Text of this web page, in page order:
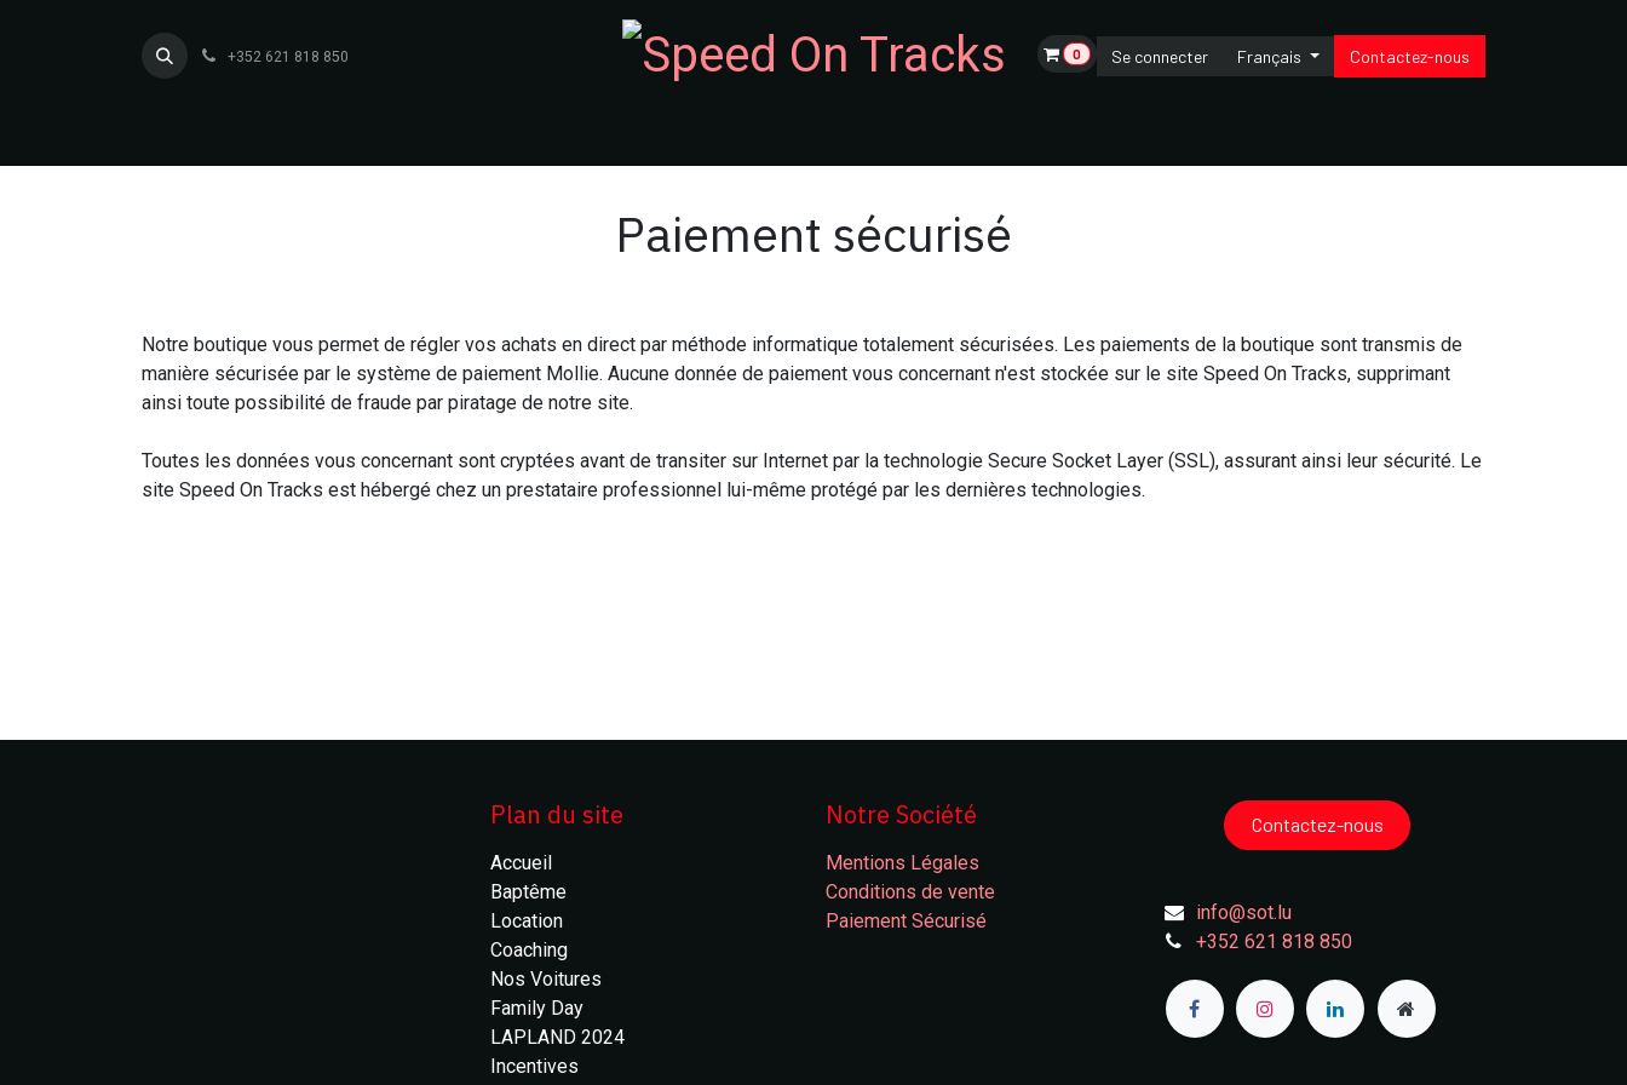
+352 621 818 850 0 Se connecter Français Contactez-nous
Paiement sécurisé
Notre boutique vous permet de régler vos achats en direct par méthode informatique totalement sécurisées. Les paiements de la boutique sont transmis de
manière sécurisée par le système de paiement Mollie. Aucune donnée de paiement vous concernant n'est stockée sur le site Speed On Tracks, supprimant
ainsi toute possibilité de fraude par piratage de notre site.
Toutes les données vous concernant sont cryptées avant de transiter sur Internet par la technologie Secure Socket Layer (SSL), assurant ainsi leur sécurité. Le
site Speed On Tracks est hébergé chez un prestataire professionnel lui-même protégé par les dernières technologies.
Contactez-nous
info@sot.lu
+352 621 818 850
Notre Société
Mentions Légales
Conditions de vente
Paiement Sécurisé
Plan du site
Accueil
Baptême
Location
Coaching
Nos Voitures
Family Day
LAPLAND 2024
Incentives